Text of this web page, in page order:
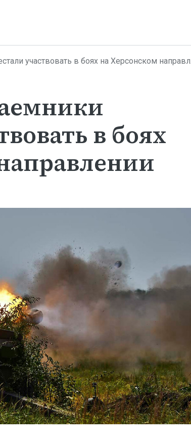
участвовать в боях на Херсонском направлении
в боях